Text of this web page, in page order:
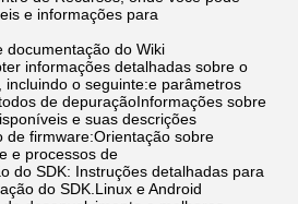
e informações para
documentação do Wiki
informações detalhadas sobre o
incluindo o seguinte:e parâmetros
de depuraçãoInformações sobre
e suas descrições
de firmware:Orientação sobre
e processos de
do SDK: Instruções detalhadas para
do SDK.Linux e Android